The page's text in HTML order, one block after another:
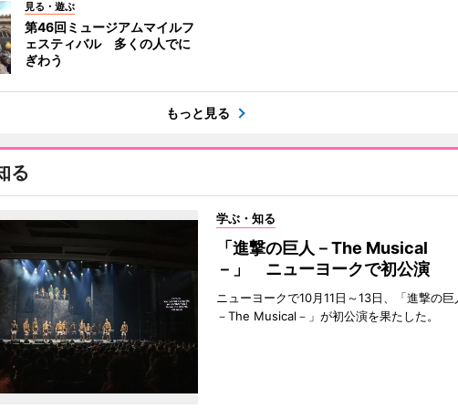
見る・遊ぶ
第46回ミュージアムマイルフ
ェスティバル 多くの人でに
ぎわう
もっと見る
る
学ぶ・知る
「進撃の巨人－The Musical
－」 ニューヨークで初公演
ニューヨークで10月11日～13日、「進撃の巨
－The Musical－」が初公演を果たした。